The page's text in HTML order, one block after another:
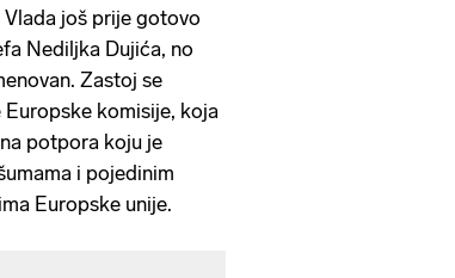
još prije gotovo
Nediljka Dujića, no
Zastoj se
komisije, koja
potpora koju je
i pojedinim
Europske unije.